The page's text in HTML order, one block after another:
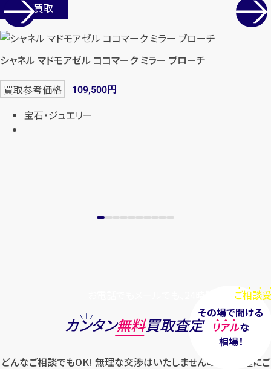
最短1分！今すぐ査定金額をお伝えいた
します
まずは
店舗買取
シャネル マドモアゼル ココマーク ミラー ブローチ
買取参考価格 109,500円
宝石・ジュエリー
ご相談
その場で聞ける
リアルな
相場！
カンタン無料買取査定
どんなご相談でもOK! 無理な交渉はいたしませんのでお気軽にご